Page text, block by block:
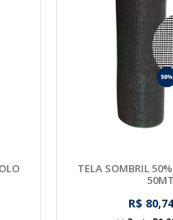
TELA SOMBRIL
R$